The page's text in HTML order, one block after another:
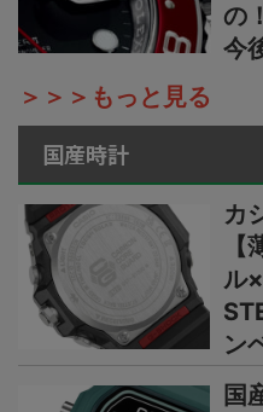
の
今
＞＞＞もっと見る
国産時計
カ
ル
ン
国